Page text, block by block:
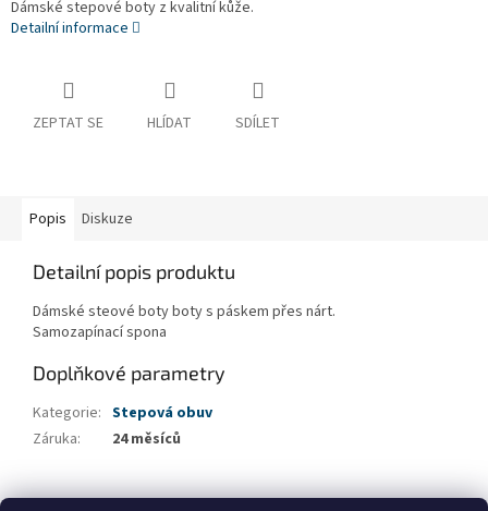
Dámské stepové boty z kvalitní kůže.
Detailní informace
ZEPTAT SE HLÍDAT SDÍLET
Popis Diskuze
Detailní popis produktu
Dámské steové boty boty s páskem přes nárt.
Samozapínací spona
Doplňkové parametry
Kategorie: Stepová obuv
Záruka: 24 měsíců
Z